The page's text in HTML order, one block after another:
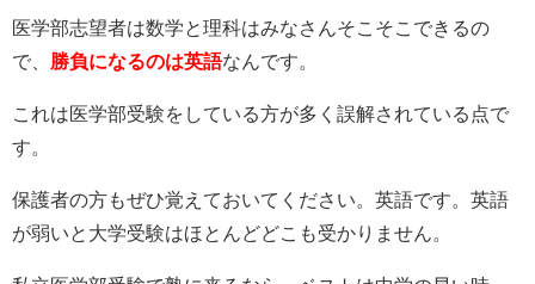
医学部志望者は数学と理科はみなさんそこそこできるの
で、 勝負になるのは英語なんです。
これは医学部受験をしている方が多く誤解されている点で
す。
保護者の方もぜひ覚えておいてください。英語です。英語
が弱いと大学受験はほとんどどこも受かりません。